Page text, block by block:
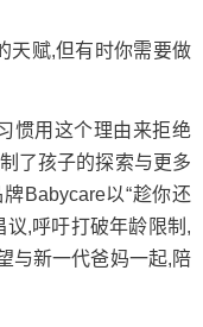
赋,但有时你需要做
用这个理由来拒绝
了孩子的探索与更多
Babycare以“趁你还
议,呼吁打破年龄限制,
与新一代爸妈一起,陪